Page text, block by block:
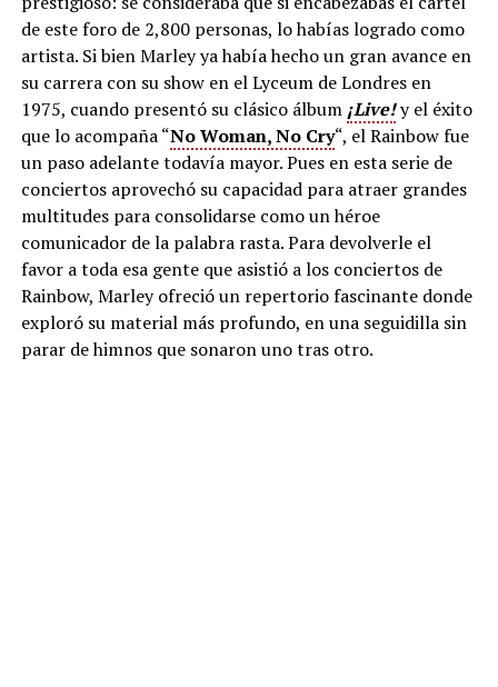
de este foro de 2,800 personas, lo habías logrado como
artista. Si bien Marley ya había hecho un gran avance en
su carrera con su show en el Lyceum de Londres en
1975, cuando presentó su clásico álbum ¡Live!y el éxito
que lo acompaña “No Woman, No Cry“, el Rainbow fue
un paso adelante todavía mayor. Pues en esta serie de
conciertos aprovechó su capacidad para atraer grandes
multitudes para consolidarse como un héroe
comunicador de la palabra rasta. Para devolverle el
favor a toda esa gente que asistió a los conciertos de
Rainbow, Marley ofreció un repertorio fascinante donde
exploró su material más profundo, en una seguidilla sin
parar de himnos que sonaron uno tras otro.